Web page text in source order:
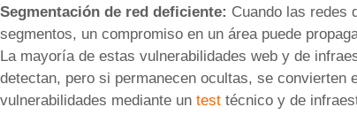
Segmentación de red deficiente: Cuando las redes
segmentos, un compromiso en un área puede
La mayoría de estas vulnerabilidades web y de
detectan, pero si permanecen ocultas, se convierten
vulnerabilidades mediante un test técnico y de